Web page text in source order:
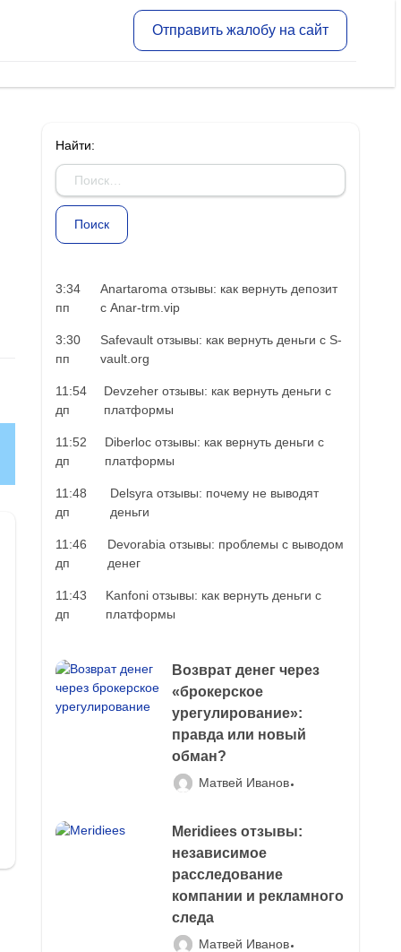
Отправить жалобу на сайт
Найти:
3:34
пп
Anartaroma отзывы: как вернуть депозит
с Anar-trm.vip
3:30
пп
Safevault отзывы: как вернуть деньги с S-
vault.org
11:54
дп
Devzeher отзывы: как вернуть деньги с
платформы
11:52
дп
Diberloc отзывы: как вернуть деньги с
платформы
11:48
дп
Delsyra отзывы: почему не выводят
деньги
11:46
дп
Devorabia отзывы: проблемы с выводом
денег
11:43
дп
Kanfoni отзывы: как вернуть деньги с
платформы
Возврат денег через
«брокерское
урегулирование»:
правда или новый
обман?
Матвей Иванов
Meridiees отзывы:
независимое
расследование
компании и рекламного
следа
Матвей Иванов